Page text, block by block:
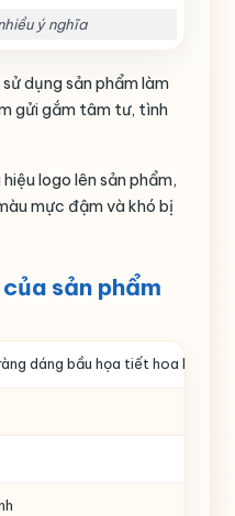
ý nghĩa
dụng sản phẩm làm
gửi gắm tâm tư, tình
logo lên sản phẩm,
mực đậm và khó bị
sản phẩm
dáng bầu họa tiết hoa bồ